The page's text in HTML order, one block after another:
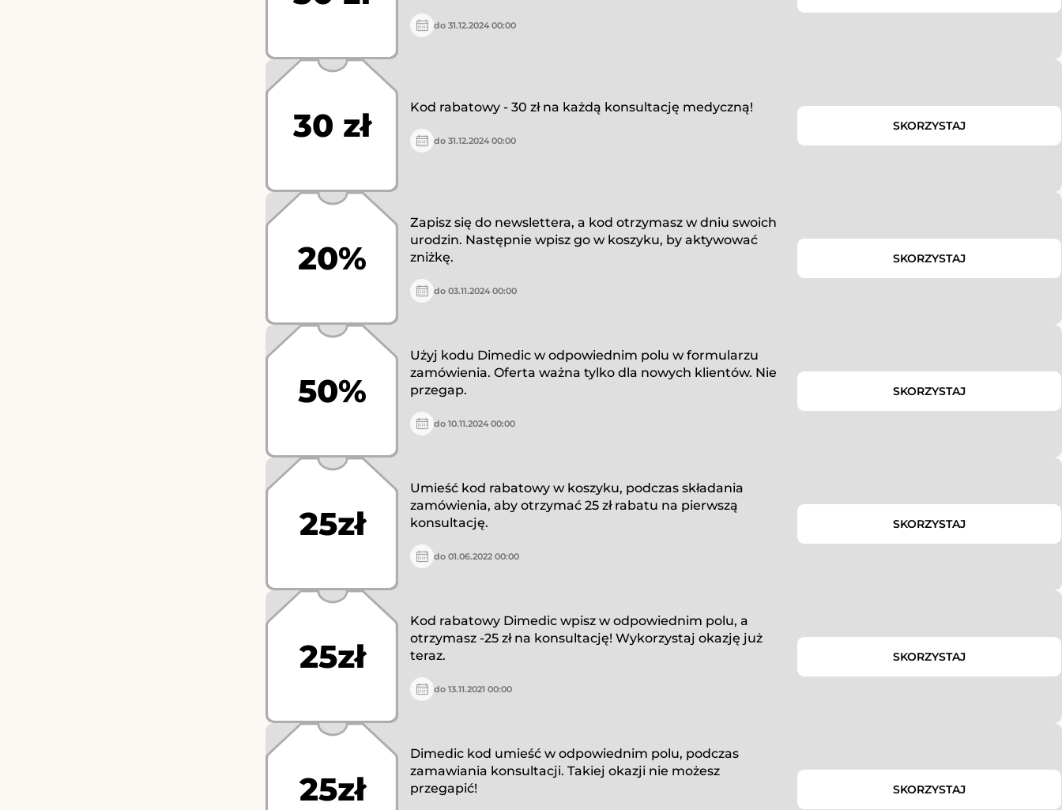
do 31.12.2024 00:00
30 zł Kod rabatowy - 30 zł na każdą konsultację medyczną!
do 31.12.2024 00:00
SKORZYSTAJ
20%
Zapisz się do newslettera, a kod otrzymasz w dniu swoich
urodzin. Następnie wpisz go w koszyku, by aktywować
zniżkę.
do 03.11.2024 00:00
SKORZYSTAJ
50%
Użyj kodu Dimedic w odpowiednim polu w formularzu
zamówienia. Oferta ważna tylko dla nowych klientów. Nie
przegap.
do 10.11.2024 00:00
SKORZYSTAJ
25zł
Umieść kod rabatowy w koszyku, podczas składania
zamówienia, aby otrzymać 25 zł rabatu na pierwszą
konsultację.
do 01.06.2022 00:00
SKORZYSTAJ
25zł
Kod rabatowy Dimedic wpisz w odpowiednim polu, a
otrzymasz -25 zł na konsultację! Wykorzystaj okazję już
teraz.
do 13.11.2021 00:00
SKORZYSTAJ
25zł
Dimedic kod umieść w odpowiednim polu, podczas
zamawiania konsultacji. Takiej okazji nie możesz
przegapić!
SKORZYSTAJ